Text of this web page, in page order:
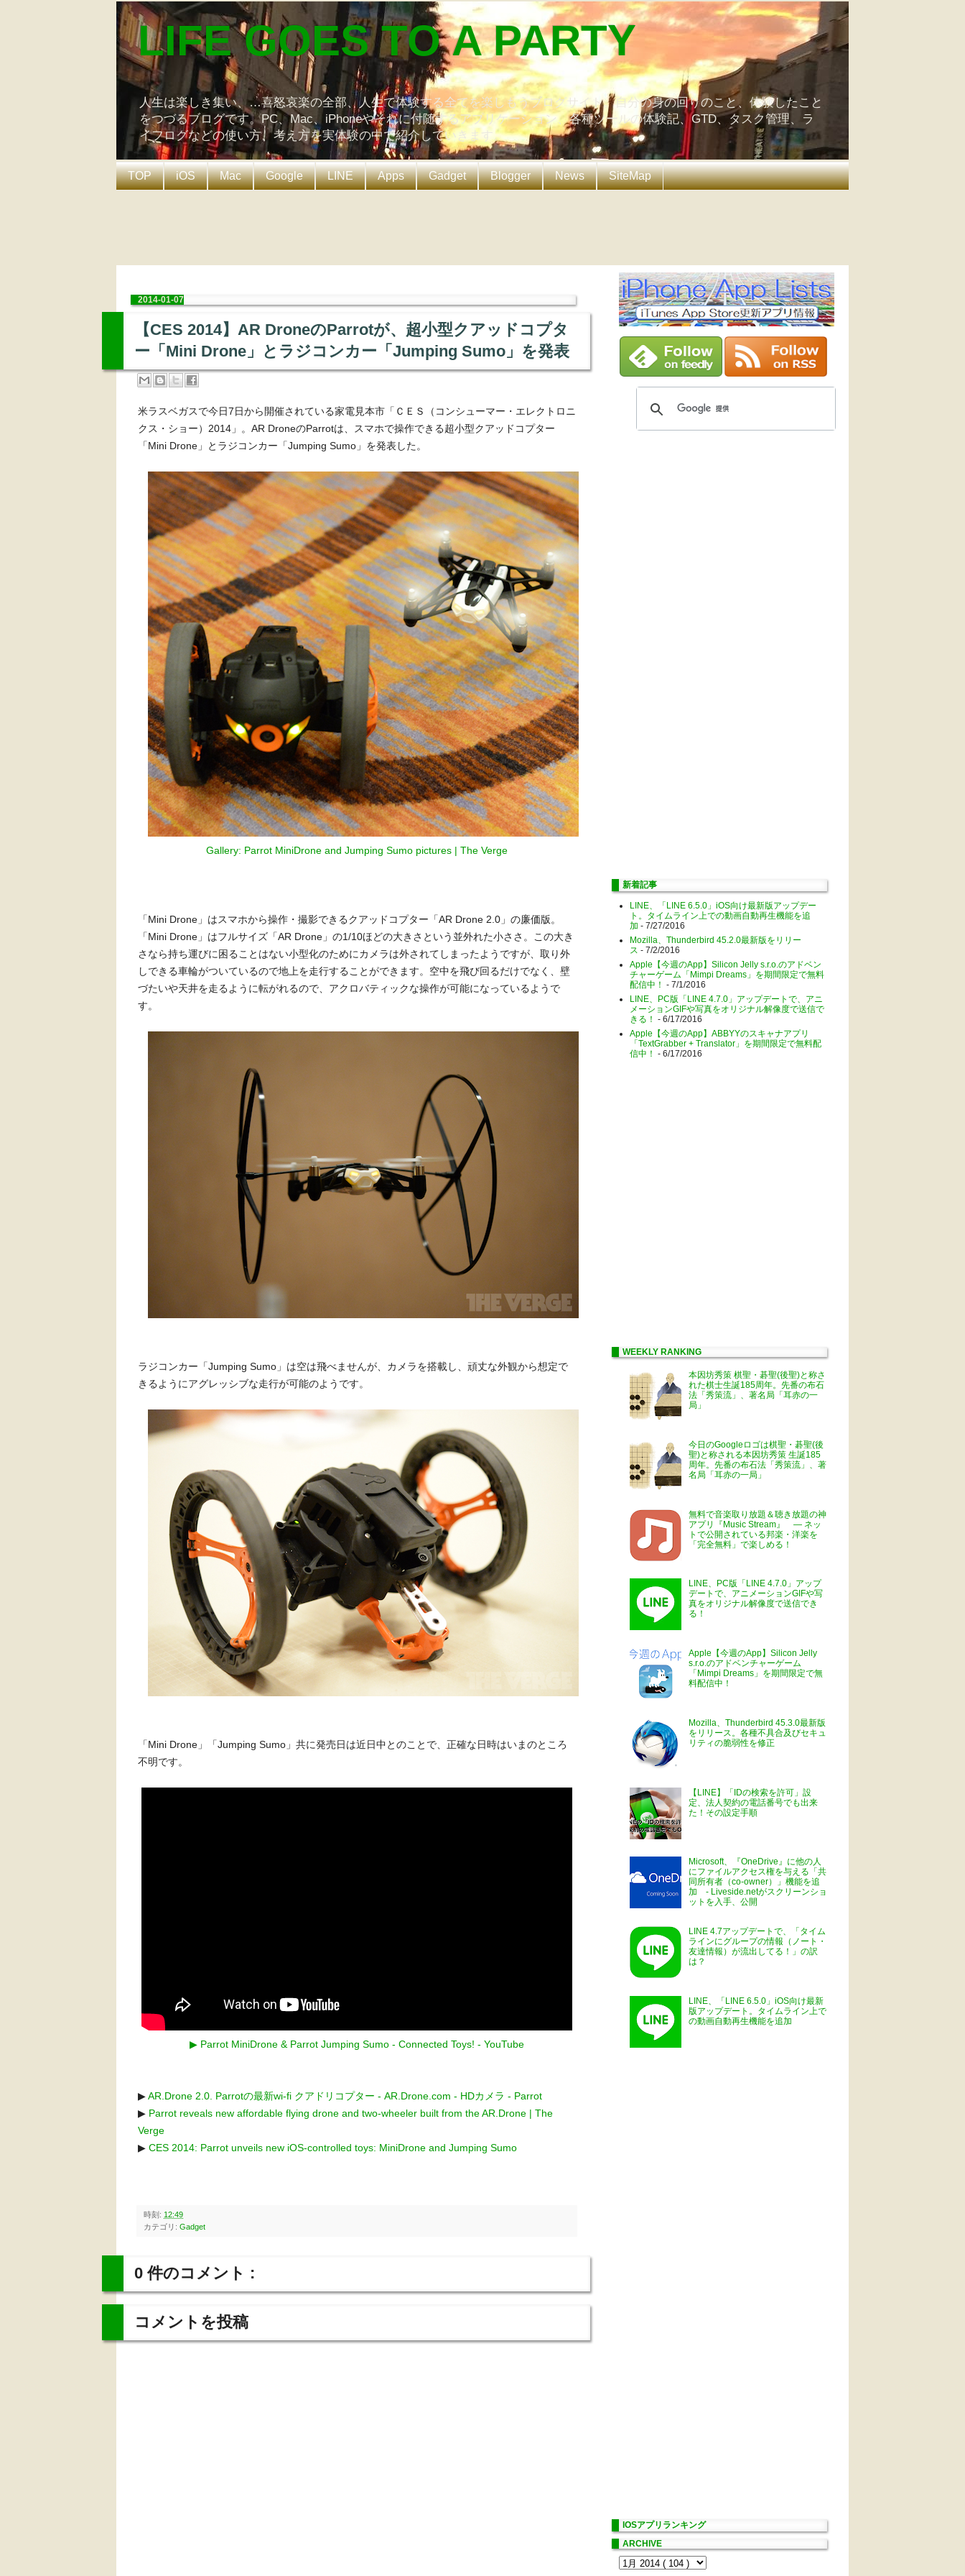
LIFE GOES TO A PARTY
人生は楽しき集い、…喜怒哀楽の全部、人生で体験する全てを楽しもうブログサイト。自分の身の回りのこと、体験したこと
をつづるブログです。PC、Mac、iPhoneやそれに付随するアプリケーション、各種ツールの体験記、GTD、タスク管理、ラ
イフログなどの使い方、考え方を実体験の中で紹介していきます。
TOP iOS Mac Google LINE Apps Gadget Blogger News SiteMap
2014-01-07
【CES 2014】AR DroneのParrotが、超小型クアッドコプタ
ー「Mini Drone」とラジコンカー「Jumping Sumo」を発表
米ラスベガスで今日7日から開催されている家電見本市「ＣＥＳ（コンシューマー・エレクトロニ
クス・ショー）2014」。AR DroneのParrotは、スマホで操作できる超小型クアッドコプター
「Mini Drone」とラジコンカー「Jumping Sumo」を発表した。
Gallery: Parrot MiniDrone and Jumping Sumo pictures | The Verge
「Mini Drone」はスマホから操作・撮影できるクアッドコプター「AR Drone 2.0」の廉価版。
「Mini Drone」はフルサイズ「AR Drone」の1/10ほどの大きさという並外れた小ささ。この大き
さなら持ち運びに困ることはない小型化のためにカメラは外されてしまったようですが、取り外
しできる車輪がついているので地上を走行することができます。空中を飛び回るだけでなく、壁
づたいや天井を走るように転がれるので、アクロバティックな操作が可能になっているようで
す。
ラジコンカー「Jumping Sumo」は空は飛べませんが、カメラを搭載し、頑丈な外観から想定で
きるようにアグレッシブな走行が可能のようです。
「Mini Drone」「Jumping Sumo」共に発売日は近日中とのことで、正確な日時はいまのところ
不明です。
▶ Parrot MiniDrone & Parrot Jumping Sumo - Connected Toys! - YouTube
▶AR.Drone 2.0. Parrotの最新wi-fi クアドリコプター - AR.Drone.com - HDカメラ - Parrot
▶ Parrot reveals new affordable flying drone and two-wheeler built from the AR.Drone | The
Verge
▶ CES 2014: Parrot unveils new iOS-controlled toys: MiniDrone and Jumping Sumo
時刻: 12:49
カテゴリ: Gadget
0 件のコメント :
コメントを投稿
新着記事
LINE、「LINE 6.5.0」iOS向け最新版アップデー
ト。タイムライン上での動画自動再生機能を追
加 - 7/27/2016
Mozilla、Thunderbird 45.2.0最新版をリリー
ス - 7/2/2016
Apple【今週のApp】Silicon Jelly s.r.o.のアドベン
チャーゲーム「Mimpi Dreams」を期間限定で無料
配信中！ - 7/1/2016
LINE、PC版「LINE 4.7.0」アップデートで、アニ
メーションGIFや写真をオリジナル解像度で送信で
きる！ - 6/17/2016
Apple【今週のApp】ABBYYのスキャナアプリ
「TextGrabber + Translator」を期間限定で無料配
信中！ - 6/17/2016
WEEKLY RANKING
本因坊秀策 棋聖・碁聖(後聖)と称さ
れた棋士生誕185周年。先番の布石
法「秀策流」、著名局「耳赤の一
局」
今日のGoogleロゴは棋聖・碁聖(後
聖)と称される本因坊秀策 生誕185
周年。先番の布石法「秀策流」、著
名局「耳赤の一局」
無料で音楽取り放題＆聴き放題の神
アプリ『Music Stream』 ― ネッ
トで公開されている邦楽・洋楽を
「完全無料」で楽しめる！
LINE、PC版「LINE 4.7.0」アップ
デートで、アニメーションGIFや写
真をオリジナル解像度で送信でき
る！
Apple【今週のApp】Silicon Jelly
s.r.o.のアドベンチャーゲーム
「Mimpi Dreams」を期間限定で無
料配信中！
Mozilla、Thunderbird 45.3.0最新版
をリリース。各種不具合及びセキュ
リティの脆弱性を修正
【LINE】「IDの検索を許可」設
定、法人契約の電話番号でも出来
た！その設定手順
Microsoft、『OneDrive』に他の人
にファイルアクセス権を与える「共
同所有者（co-owner）」機能を追
加 - Liveside.netがスクリーンショ
ットを入手、公開
LINE 4.7アップデートで、「タイム
ラインにグループの情報（ノート・
友達情報）が流出してる！」の訳
は？
LINE、「LINE 6.5.0」iOS向け最新
版アップデート。タイムライン上で
の動画自動再生機能を追加
IOSアプリランキング
ARCHIVE